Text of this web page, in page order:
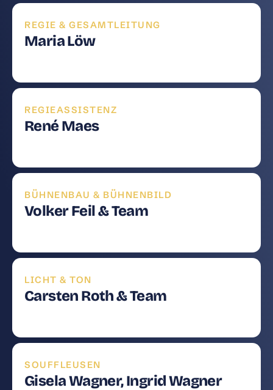
REGIE & GESAMTLEITUNG
Maria Löw
REGIEASSISTENZ
René Maes
BÜHNENBAU & BÜHNENBILD
Volker Feil & Team
LICHT & TON
Carsten Roth & Team
SOUFFLEUSEN
Gisela Wagner, Ingrid Wagner